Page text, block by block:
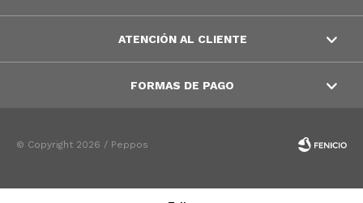
ATENCIÓN AL CLIENTE
FORMAS DE PAGO
© Copyright 2026 / Peppos